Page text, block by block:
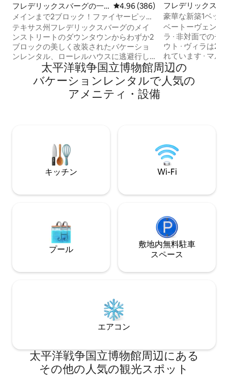
フレデリックスバーグの一
軒家
レビュー386件、5つ星中4.96つ
4.96 (386)
メインまで2ブロック！ファイヤーピット
付きの豪華なファームハウス
テキサス州フレデリックスバーグのメイ
ンストリートのダウンタウンからわずか2
ブロックの美しく改装されたバケーショ
ンレンタル、ローレルハウスに逃避行し
ましょう。この改装された家は、モダン
な贅沢と魅力を提供します。広々とした
家には、キングサイズベッド2台とツイン
ベッド2台を備えた寝室2室とロフトがあ
やショップ、テキサス・ヒル・カントリ
ーを探索した後にくつろいだりしましょ
う。フレデリックスバーグのワインの産
地で思い出に残る休暇を過ごすために、
フレデリックスバ
ガロー
豪華な新築1ベッ
ウン、露天風呂・
ベートーヴェンヴ
ラ ∙ 非対面でのチェックインとチェックア
ウト ∙ ヴィラは25
れています ∙ マル
ンタウン中心部に
ラ ∙ フレデリック
ストラン、バー、
た3つの新しい高
レストラン、バー
まれています。
太平洋戦争国立博物館⁠周⁠辺⁠の
バ⁠ケ⁠ー⁠シ⁠ョ⁠ン⁠レ⁠ン⁠タ⁠ル⁠で人⁠気⁠の
ア⁠メ⁠ニ⁠テ⁠ィ⁠・⁠設⁠備
キッチン Wi-Fi
プール
敷地内無料駐⁠車
ス⁠ペ⁠ー⁠ス
エアコン
太平洋戦争国立博物館⁠周⁠辺⁠に⁠あ⁠る
そ⁠の⁠他⁠の人⁠気⁠の観⁠光⁠ス⁠ポ⁠ッ⁠ト